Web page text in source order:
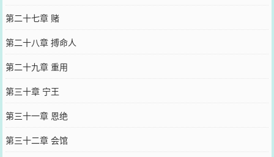
第二十七章 赌
第二十八章 搏命人
第二十九章 重用
第三十章 宁王
第三十一章 恩绝
第三十二章 会馆